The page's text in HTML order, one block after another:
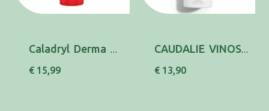
Caladryl Derma Gel Sos 150ml
€ 15,99
CAUDALIE VINOSUN APRES SOLEIL LT 200ML
€ 13,90